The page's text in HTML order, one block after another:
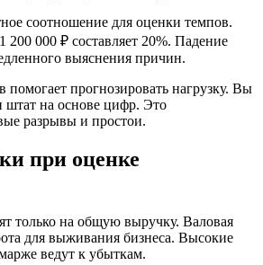
соотношение для оценки темпов.
200 000 ₽ составляет 20%. Падение
выяснения причин.
помогает прогнозировать нагрузку. Вы
штат на основе цифр. Это
разрывы и простои.
при оценке
только на общую выручку. Валовая
для выживания бизнеса. Высокие
ведут к убыткам.